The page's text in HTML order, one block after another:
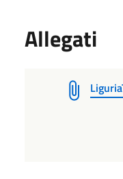
Allegati